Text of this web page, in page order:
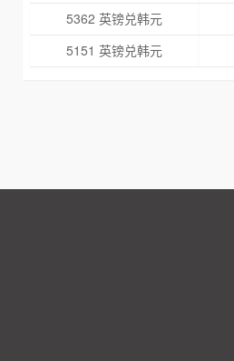
5362 英镑兑韩元
5151 英镑兑韩元